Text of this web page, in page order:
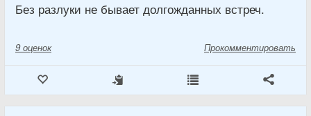
Без разлуки не бывает долгожданных встреч.
9 оценок Прокомментировать